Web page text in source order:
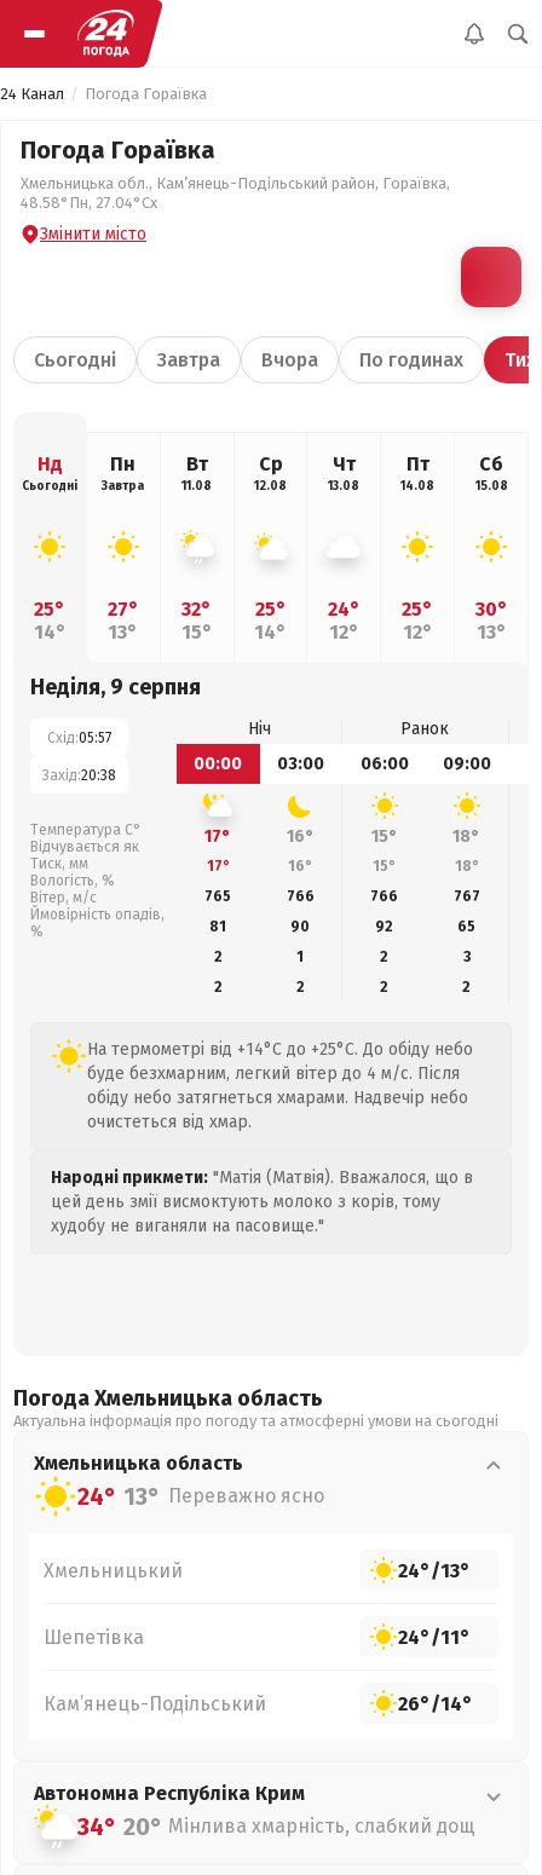
24 Канал Погода Гораївка
Погода Гораївка
Хмельницька обл., Кам’янець-Подільський район, Гораївка,
48.58°Пн, 27.04°Сх
Змінити місто
Сьогодні Завтра Вчора По годинах
Нд
Сьогодні
25°
14°
Пн
Завтра
27°
13°
Вт
11.08
32°
15°
Ср
12.08
25°
14°
Чт
13.08
24°
12°
Пт
14.08
25°
12°
Сб
15.08
30°
13°
Неділя, 9 серпня
Схід:05:57
Захід:20:38
Температура С°
Відчувається як
Тиск, мм
Вологість, %
Вітер, м/с
Ймовірність опадів,
%
Ніч
Ранок
00:00
03:00 06:00 09:00
17° 16° 15° 18°
17° 16° 15° 18°
765
766 766 767
81
90 92 65
2
1 2
3
2
2 2 2
На термометрі від +14°C до +25°C. До обіду небо
буде безхмарним, легкий вітер до 4 м/с. Після
обіду небо затягнеться хмарами. Надвечір небо
очистеться від хмар.
Народні прикмети: "Матія (Матвія). Вважалося, що в
цей день змії висмоктують молоко з корів, тому
худобу не виганяли на пасовище."
Погода Хмельницька область
Актуальна інформація про погоду та атмосферні умови на сьогодні
Хмельницька область
24° 13° Переважно ясно
Хмельницький 24°/13°
Шепетівка 24°/11°
Кам’янець-Подільський 26°/14°
Автономна Республіка Крим
34° 20° Мінлива хмарність, слабкий дощ